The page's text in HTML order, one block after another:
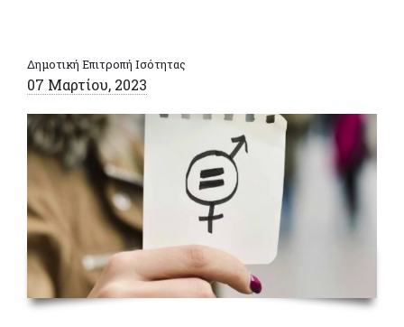
Δημοτική Επιτροπή Ισότητας
07 Μαρτίου, 2023